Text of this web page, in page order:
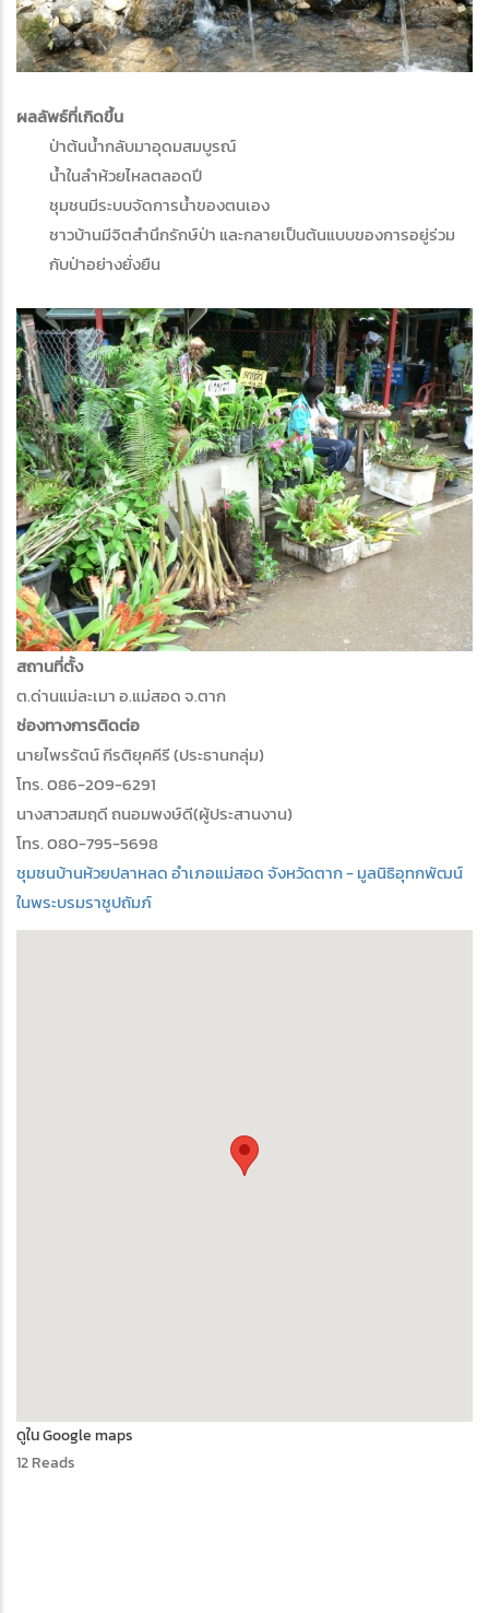
ผลลัพธ์ที่เกิดขึ้น
ป่าต้นน้ำกลับมาอุดมสมบูรณ์
น้ำในลำห้วยไหลตลอดปี
ชุมชนมีระบบจัดการน้ำของตนเอง
ชาวบ้านมีจิตสำนึกรักษ์ป่า และกลายเป็นต้นแบบของการอยู่ร่วม
กับป่าอย่างยั่งยืน
สถานที่ตั้ง
ต.ด่านแม่ละเมา อ.แม่สอด จ.ตาก
ช่องทางการติดต่อ
นายไพรรัตน์ กีรติยุคคีรี (ประธานกลุ่ม)
โทร. 086-209-6291
นางสาวสมฤดี ถนอมพงษ์ดี(ผู้ประสานงาน)
โทร. 080-795-5698
ชุมชนบ้านห้วยปลาหลด อำเภอแม่สอด จังหวัดตาก - มูลนิธิอุทกพัฒน์
ในพระบรมราชูปถัมภ์
ดูใน Google maps
12 Reads